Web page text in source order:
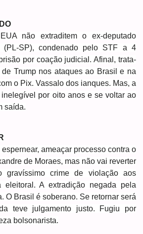
não extraditem o ex-deputado
(PL-SP), condenado pelo STF a 4
por coação judicial. Afinal, trata-
Trump nos ataques ao Brasil e na
o Pix. Vassalo dos ianques. Mas, a
por oito anos e se voltar ao
saída.
ameaçar processo contra o
de Moraes, mas não vai reverter
gravíssimo crime de violação aos
eleitoral. A extradição negada pela
O Brasil é soberano. Se retornar será
teve julgamento justo. Fugiu por
bolsonarista.